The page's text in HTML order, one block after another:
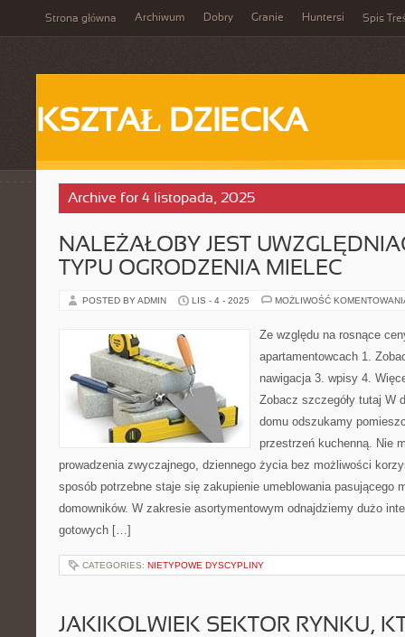
Strona główna Archiwum Dobry Granie Huntersi Spis
KSZTAŁ DZIECKA
Archive for 4 listopada, 2025
NALEŻAŁOBY JEST
TYPU OGRODZENIA MIELEC
POSTED BY ADMIN LIS - 4 - 2025 MOŻLIWOŚĆ
Ze względu na rosnące
apartamentowcach 1.
nawigacja 3. wpisy 4.
Zobacz szczegóły tutaj W
domu odszukamy
przestrzeń kuchenną. Nie
prowadzenia zwyczajnego, dziennego życia bez możliwości
sposób potrzebne staje się zakupienie umeblowania pasującego
domowników. W zakresie asortymentowym odnajdziemy dużo
gotowych […]
CATEGORIES: NIETYPOWE DYSCYPLINY
JAKIKOLWIEK SEKTOR RYNKU,